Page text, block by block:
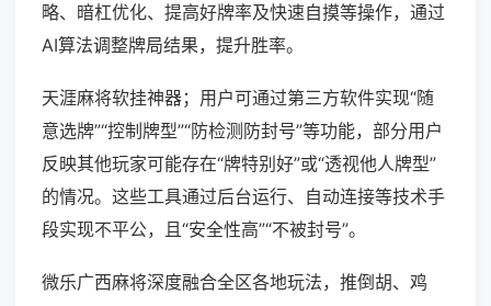
略、暗杠优化、提高好牌率及快速自摸等操作，通过
AI算法调整牌局结果，提升胜率。
天涯麻将软挂神器；用户可通过第三方软件实现“随
意选牌”“控制牌型”“防检测防封号”等功能，部分用户
反映其他玩家可能存在“牌特别好”或“透视他人牌型”
的情况。这些工具通过后台运行、自动连接等技术手
段实现不平公，且“安全性高”“不被封号”。
微乐广西麻将深度融合全区各地玩法，推倒胡、鸡